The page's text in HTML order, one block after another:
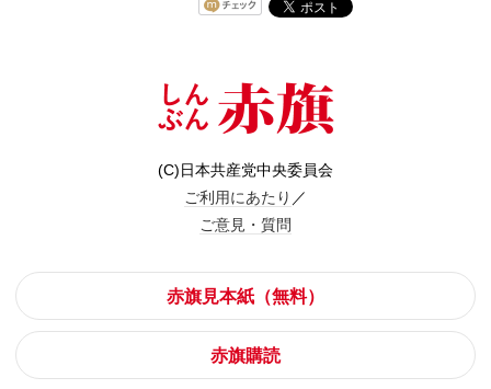
(C)日本共産党中央委員会
ご利用にあたり ／
ご意見・質問
赤旗見本紙（無料）
赤旗購読